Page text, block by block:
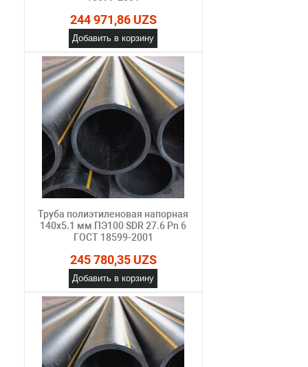
244 971,86 UZS
Добавить в корзину
Труба полиэтиленовая напорная
140х5.1 мм ПЭ100 SDR 27.6 Pn 6
ГОСТ 18599-2001
245 780,35 UZS
Добавить в корзину